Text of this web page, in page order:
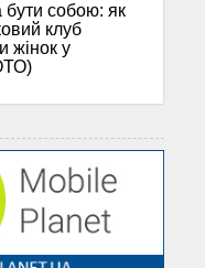
собою: як
клуб
жінок у